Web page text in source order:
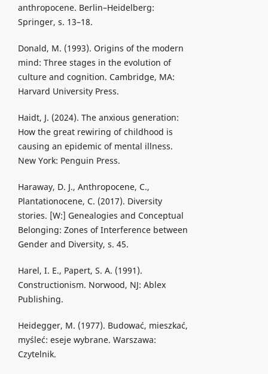
anthropocene. Berlin–Heidelberg:
Springer, s. 13–18.
Donald, M. (1993). Origins of the modern
mind: Three stages in the evolution of
culture and cognition. Cambridge, MA:
Harvard University Press.
Haidt, J. (2024). The anxious generation:
How the great rewiring of childhood is
causing an epidemic of mental illness.
New York: Penguin Press.
Haraway, D. J., Anthropocene, C.,
Plantationocene, C. (2017). Diversity
stories. [W:] Genealogies and Conceptual
Belonging: Zones of Interference between
Gender and Diversity, s. 45.
Harel, I. E., Papert, S. A. (1991).
Constructionism. Norwood, NJ: Ablex
Publishing.
Heidegger, M. (1977). Budować, mieszkać,
myśleć: eseje wybrane. Warszawa:
Czytelnik.